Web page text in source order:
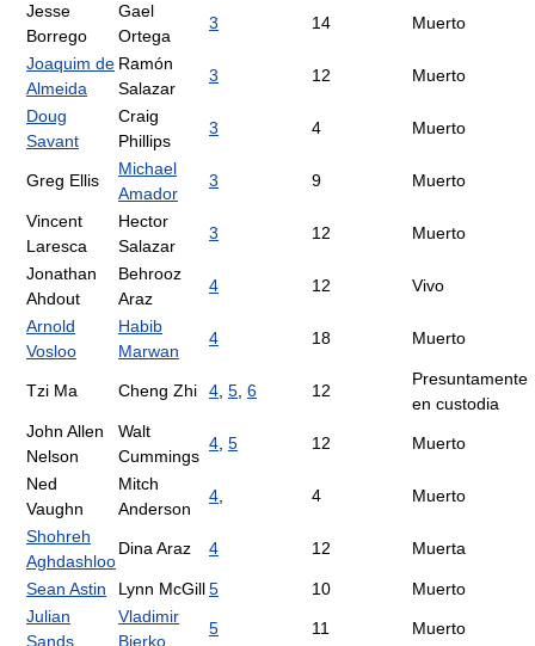
Jesse
Borrego
Gael
Ortega
3 14 Muerto
Joaquim de
Almeida
Ramón
Salazar
3 12 Muerto
Doug
Savant
Craig
Phillips
3 4 Muerto
Greg Ellis
Michael
Amador
3 9 Muerto
Vincent
Laresca
Hector
Salazar
3 12 Muerto
Jonathan
Ahdout
Behrooz
Araz
4 12 Vivo
Arnold
Vosloo
Habib
Marwan
4 18 Muerto
Tzi Ma Cheng Zhi 4, 5, 6 12
Presuntamente
en custodia
John Allen
Nelson
Walt
Cummings
4, 5 12 Muerto
Ned
Vaughn
Mitch
Anderson
4, 4 Muerto
Shohreh
Aghdashloo
Dina Araz 4 12 Muerta
Sean Astin Lynn McGill5 10
Muerto
Julian
Sands
Vladimir
Bierko
5 11 Muerto